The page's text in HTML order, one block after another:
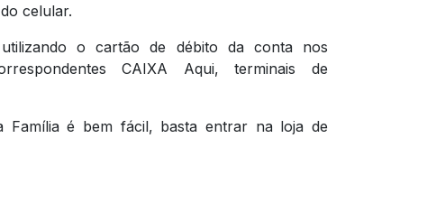
celular.
o cartão de débito da conta nos
CAIXA Aqui, terminais de
Família é bem fácil, basta entrar na loja de